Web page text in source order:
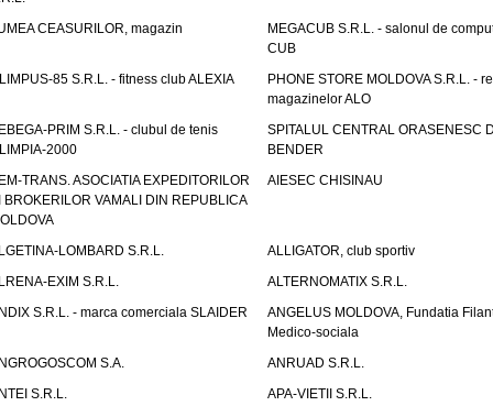
CEASURILOR, magazin
MEGACUB S.R.L. - salonul de
CUB
85 S.R.L. - fitness club ALEXIA
PHONE STORE MOLDOVA S.R.L. -
magazinelor ALO
PRIM S.R.L. - clubul de tenis
2000
SPITALUL CENTRAL ORASENESC
BENDER
TRANS. ASOCIATIA EXPEDITORILOR
BROKERILOR VAMALI DIN REPUBLICA
AIESEC CHISINAU
LOMBARD S.R.L.
ALLIGATOR, club sportiv
EXIM S.R.L.
ALTERNOMATIX S.R.L.
S.R.L. - marca comerciala SLAIDER
ANGELUS MOLDOVA, Fundatia
Medico-sociala
S.A.
ANRUAD S.R.L.
S.R.L.
APA-VIETII S.R.L.